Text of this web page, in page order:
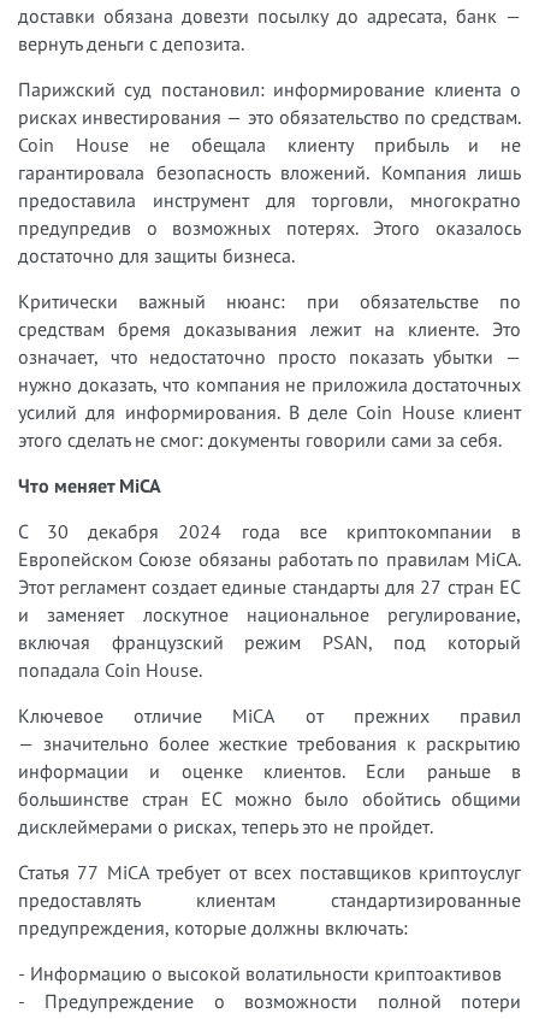
доставки обязана довезти посылку до адресата, банк —
вернуть деньги с депозита.
Парижский суд постановил: информирование клиента о
рисках инвестирования — это обязательство по средствам.
Coin House не обещала клиенту прибыль и не
гарантировала безопасность вложений. Компания лишь
предоставила инструмент для торговли, многократно
предупредив о возможных потерях. Этого оказалось
достаточно для защиты бизнеса.
Критически важный нюанс: при обязательстве по
средствам бремя доказывания лежит на клиенте. Это
означает, что недостаточно просто показать убытки —
нужно доказать, что компания не приложила достаточных
усилий для информирования. В деле Coin House клиент
этого сделать не смог: документы говорили сами за себя.
Что меняет MiCA
С 30 декабря 2024 года все криптокомпании в
Европейском Союзе обязаны работать по правилам MiCA.
Этот регламент создает единые стандарты для 27 стран ЕС
и заменяет лоскутное национальное регулирование,
включая французский режим PSAN, под который
попадала Coin House.
Ключевое отличие MiCA от прежних правил
— значительно более жесткие требования к раскрытию
информации и оценке клиентов. Если раньше в
большинстве стран ЕС можно было обойтись общими
дисклеймерами о рисках, теперь это не пройдет.
Статья 77 MiCA требует от всех поставщиков криптоуслуг
предоставлять клиентам стандартизированные
предупреждения, которые должны включать:
- Информацию о высокой волатильности криптоактивов
- Предупреждение о возможности полной потери